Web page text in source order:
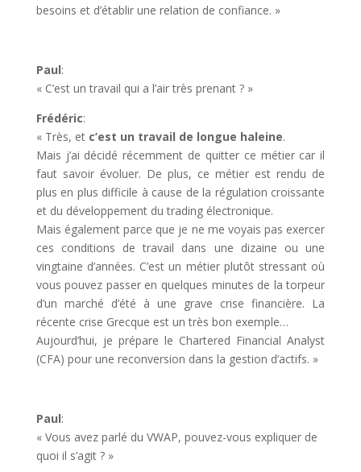
besoins et d’établir une relation de confiance. »
Paul:
« C’est un travail qui a l’air très prenant ? »
Frédéric:
« Très, et c’est un travail de longue haleine.
Mais j’ai décidé récemment de quitter ce métier car il
faut savoir évoluer. De plus, ce métier est rendu de
plus en plus difficile à cause de la régulation croissante
et du développement du trading électronique.
Mais également parce que je ne me voyais pas exercer
ces conditions de travail dans une dizaine ou une
vingtaine d’années. C’est un métier plutôt stressant où
vous pouvez passer en quelques minutes de la torpeur
d’un marché d’été à une grave crise financière. La
récente crise Grecque est un très bon exemple…
Aujourd’hui, je prépare le Chartered Financial Analyst
(CFA) pour une reconversion dans la gestion d’actifs. »
Paul:
« Vous avez parlé du VWAP, pouvez-vous expliquer de
quoi il s’agit ? »